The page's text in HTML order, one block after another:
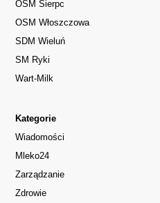
Kategorie
Wiadomości
Mleko24
Zarządzanie
Zdrowie
OSM Sierpc
OSM Włoszczowa
SDM Wieluń
SM Ryki
Wart-Milk